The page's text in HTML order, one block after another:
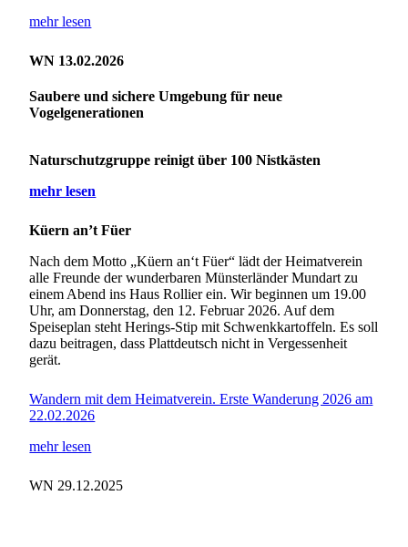
mehr lesen
WN 13.02.2026
Saubere und sichere Umgebung für neue
Vogelgenerationen
Naturschutzgruppe reinigt über 100 Nistkästen
mehr lesen
Küern an’t Füer
Nach dem Motto „Küern an‘t Füer“ lädt der Heimatverein
alle Freunde der wunderbaren Münsterländer Mundart zu
einem Abend ins Haus Rollier ein. Wir beginnen um 19.00
Uhr, am Donnerstag, den 12. Februar 2026. Auf dem
Speiseplan steht Herings-Stip mit Schwenkkartoffeln. Es soll
dazu beitragen, dass Plattdeutsch nicht in Vergessenheit
gerät.
Wandern mit dem Heimatverein. Erste Wanderung 2026 am
22.02.2026
mehr lesen
WN 29.12.2025